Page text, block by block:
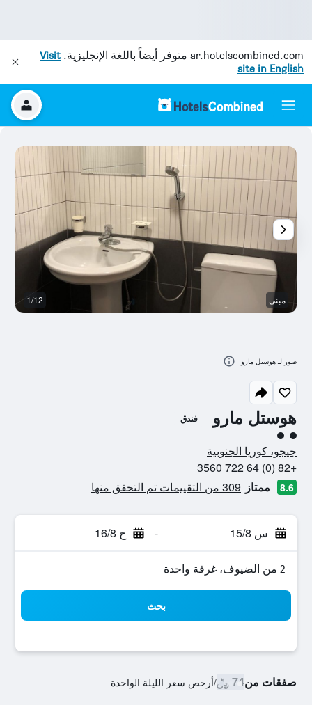
ar.hotelscombined.com متوفر أيضاً باللغة الإنجليزية.Visit
site in English
هوستل مارو فندق
تقييم فئة 2
جيجو، كوريا الجنوبية
+82 (0) 64 722 3560
8.6 ممتاز 309 من التقييمات تم التحقق منها
س 15/8 - ح 16/8
2 من الضيوف، غرفة واحدة
بحث
صفقات من74 ﷼ /أرخص سعر الليلة الواحدة
مبنى 1/12
صور لـ هوستل مارو